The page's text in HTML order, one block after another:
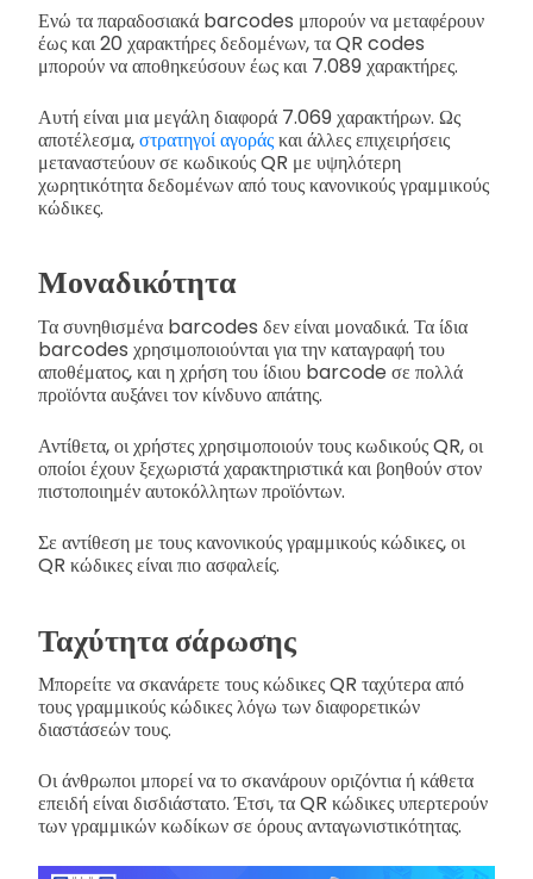
Ενώ τα παραδοσιακά barcodes μπορούν να μεταφέρουν
έως και 20 χαρακτήρες δεδομένων, τα QR codes
μπορούν να αποθηκεύσουν έως και 7.089 χαρακτήρες.
Αυτή είναι μια μεγάλη διαφορά 7.069 χαρακτήρων. Ως
αποτέλεσμα,στρατηγοί αγοράςκαι άλλες επιχειρήσεις
μεταναστεύουν σε κωδικούς QR με υψηλότερη
χωρητικότητα δεδομένων από τους κανονικούς γραμμικούς
κώδικες.
Μοναδικότητα
Τα συνηθισμένα barcodes δεν είναι μοναδικά. Τα ίδια
barcodes χρησιμοποιούνται για την καταγραφή του
αποθέματος, και η χρήση του ίδιου barcode σε πολλά
προϊόντα αυξάνει τον κίνδυνο απάτης.
Αντίθετα, οι χρήστες χρησιμοποιούν τους κωδικούς QR, οι
οποίοι έχουν ξεχωριστά χαρακτηριστικά και βοηθούν στον
πιστοποιημέν αυτοκόλλητων προϊόντων.
Σε αντίθεση με τους κανονικούς γραμμικούς κώδικες, οι
QR κώδικες είναι πιο ασφαλείς.
Ταχύτητα σάρωσης
Μπορείτε να σκανάρετε τους κώδικες QR ταχύτερα από
τους γραμμικούς κώδικες λόγω των διαφορετικών
διαστάσεών τους.
Οι άνθρωποι μπορεί να το σκανάρουν οριζόντια ή κάθετα
επειδή είναι δισδιάστατο. Έτσι, τα QR κώδικες υπερτερούν
των γραμμικών κωδίκων σε όρους ανταγωνιστικότητας.